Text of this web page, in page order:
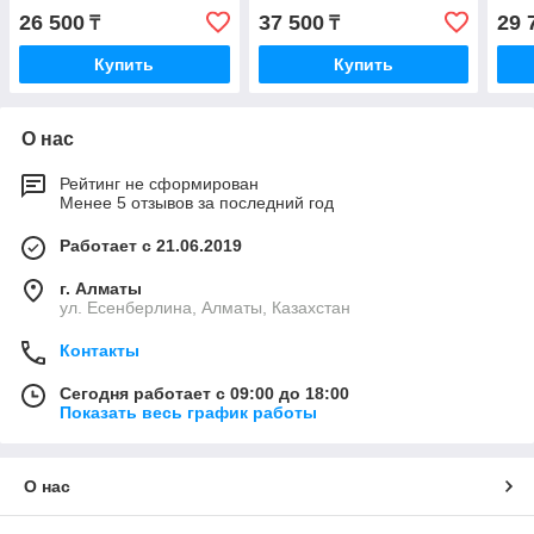
26 500 ₸
Купить
37 500₸
Купить
29
О нас
Рейтинг не сформирован
Менее 5 отзывов за последний год
Работает с 21.06.2019
г. Алматы
ул. Есенберлина, Алматы, Казахстан
Контакты
Сегодня работает с 09:00 до 18:00
Показать весь график работы
О нас